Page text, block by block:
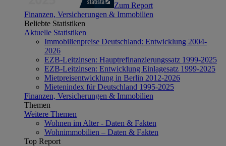
Zum Report
Finanzen, Versicherungen & Immobilien
Beliebte Statistiken
Aktuelle Statistiken
Immobilienpreise Deutschland: Entwicklung 2004-
2026
EZB-Leitzinsen: Hauptrefinanzierungssatz 1999-2025
EZB-Leitzinsen: Entwicklung Einlagesatz 1999-2025
Mietpreisentwicklung in Berlin 2012-2026
Mietenindex für Deutschland 1995-2025
Finanzen, Versicherungen & Immobilien
Themen
Weitere Themen
Wohnen im Alter - Daten & Fakten
Wohnimmobilien – Daten & Fakten
Top Report